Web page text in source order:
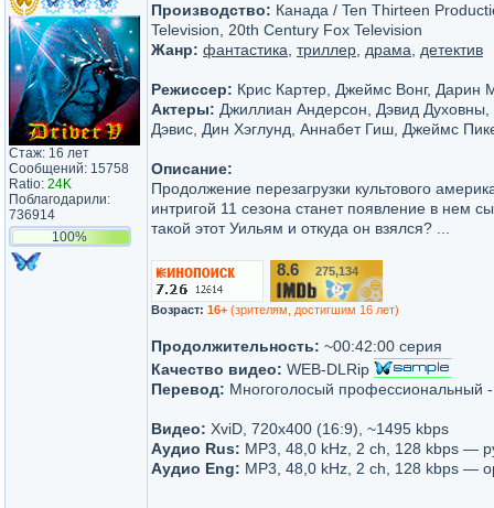
Стаж: 16 лет
Сообщений: 15758
Ratio: 24K
Поблагодарили:
736914
100%
Производство: Канада / Ten Thirteen
Television, 20th Century Fox Television
Жанр: фантастика триллер драма детектив
Режиссер: Крис Картер, Джеймс Вонг, Дарин
Актеры: Джиллиан Андерсон, Дэвид
Дэвис, Дин Хэглунд, Аннабет Гиш, Джеймс
Описание:
Продолжение перезагрузки культового
интригой 11 сезона станет появление в нем
такой этот Уильям и откуда он взялся? ...
8.6 275,134
Возраст: 16+ (зрителям, достигшим 16 лет)
Продолжительность: ~00:42:00 серия
Качество видео: WEB-DLRip
Перевод: Многоголосый профессиональный
Видео: XviD, 720x400 (16:9), ~1495 kbps
Аудио Rus: MP3, 48,0 kHz, 2 ch, 128 kbps —
Аудио Eng: MP3, 48,0 kHz, 2 ch, 128 kbps —